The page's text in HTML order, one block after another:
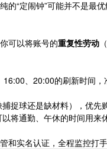
的“定闹钟”可能并不是最
可以将账号的重复性劳动
16:00、20:00的刷新时间
捉球还是缺材料），优先
将通勤、午休的时间用来
和实名认证，全程监控打